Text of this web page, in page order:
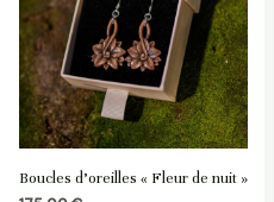
Boucles d’oreilles « Fleur de nuit »